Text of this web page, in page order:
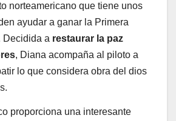
norteamericano que tiene unos
ayudar a ganar la Primera
Decidida a restaurar la paz
, Diana acompaña al piloto a
lo que considera obra del dios
proporciona una interesante